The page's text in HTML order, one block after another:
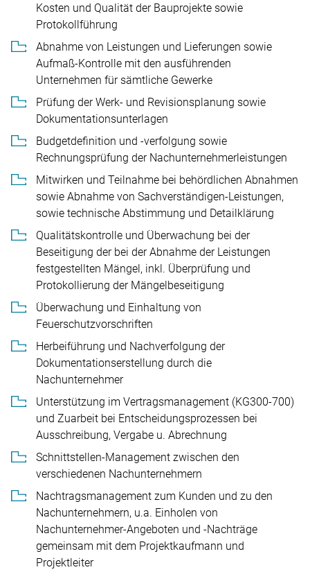
Kosten und Qualität der Bauprojekte sowie
Protokollführung
Abnahme von Leistungen und Lieferungen sowie
Aufmaß-Kontrolle mit den ausführenden
Unternehmen für sämtliche Gewerke
Prüfung der Werk- und Revisionsplanung sowie
Dokumentationsunterlagen
Budgetdefinition und -verfolgung sowie
Rechnungsprüfung der Nachunternehmerleistungen
Mitwirken und Teilnahme bei behördlichen Abnahmen
sowie Abnahme von Sachverständigen-Leistungen,
sowie technische Abstimmung und Detailklärung
Qualitätskontrolle und Überwachung bei der
Beseitigung der bei der Abnahme der Leistungen
festgestellten Mängel, inkl. Überprüfung und
Protokollierung der Mängelbeseitigung
Überwachung und Einhaltung von
Feuerschutzvorschriften
Herbeiführung und Nachverfolgung der
Dokumentationserstellung durch die
Nachunternehmer
Unterstützung im Vertragsmanagement (KG300-700)
und Zuarbeit bei Entscheidungsprozessen bei
Ausschreibung, Vergabe u. Abrechnung
Schnittstellen-Management zwischen den
verschiedenen Nachunternehmern
Nachtragsmanagement zum Kunden und zu den
Nachunternehmern, u.a. Einholen von
Nachunternehmer-Angeboten und -Nachträge
gemeinsam mit dem Projektkaufmann und
Projektleiter